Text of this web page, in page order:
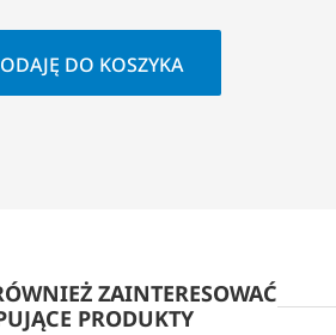
DO KOSZYKA
ZAINTERESOWAĆ
PRODUKTY